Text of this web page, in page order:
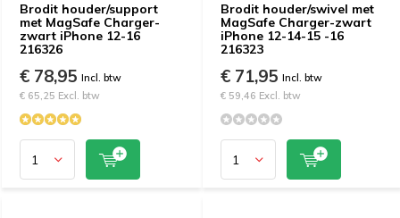
Brodit houder/support
met MagSafe Charger-
zwart iPhone 12-16
216326
€ 78,95 Incl. btw
€ 65,25 Excl. btw
Brodit houder/swivel met
MagSafe Charger-zwart
iPhone 12-14-15 -16
216323
€ 71,95 Incl. btw
€ 59,46 Excl. btw